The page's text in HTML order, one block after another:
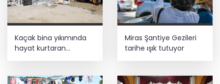
Kaçak bina yıkımında
hayat kurtaran
müdahale
Miras Şantiye Gezileri
tarihe ışık tutuyor